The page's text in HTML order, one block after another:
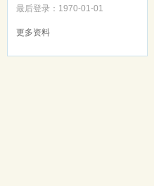
最后登录：1970-01-01
更多资料